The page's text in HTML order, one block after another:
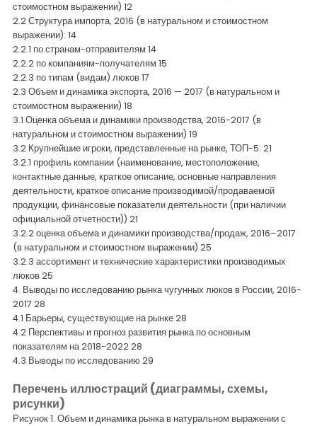
Контакты
стоимостном выражении) 12
2.2 Структура импорта, 2016 (в натуральном и стоимостном
выражении): 14
2.2.1 по странам-отправителям 14
2.2.2 по компаниям-получателям 15
2.2.3 по типам (видам) люков 17
2.3 Объем и динамика экспорта, 2016 — 2017 (в натуральном и
стоимостном выражении) 18
3.1 Оценка объема и динамики производства, 2016-2017 (в
натуральном и стоимостном выражении) 19
3.2 Крупнейшие игроки, представленные на рынке, ТОП-5: 21
3.2.1 профиль компании (наименование, местоположение,
контактные данные, краткое описание, основные направления
деятельности, краткое описание производимой/продаваемой
продукции, финансовые показатели деятельности (при наличии
официальной отчетности)) 21
3.2.2 оценка объема и динамики производства/продаж, 2016–2017
(в натуральном и стоимостном выражении) 25
3.2.3 ассортимент и технические характеристики производимых
люков 25
4. Выводы по исследованию рынка чугунных люков в России, 2016-
2017 28
4.1 Барьеры, существующие на рынке 28
4.2 Перспективы и прогноз развития рынка по основным
показателям на 2018-2022 28
4.3 Выводы по исследованию 29
Перечень иллюстраций (диаграммы, схемы,
рисунки)
Рисунок 1. Объем и динамика рынка в натуральном выражении с